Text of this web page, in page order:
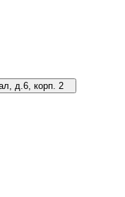
д.6, корп. 2